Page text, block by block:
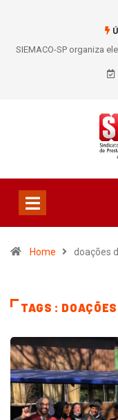
SIEMACO-SP organiza
Lapa e
Home doações
TAGS :